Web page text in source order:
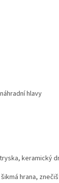
hlavy
keramický
hrana,